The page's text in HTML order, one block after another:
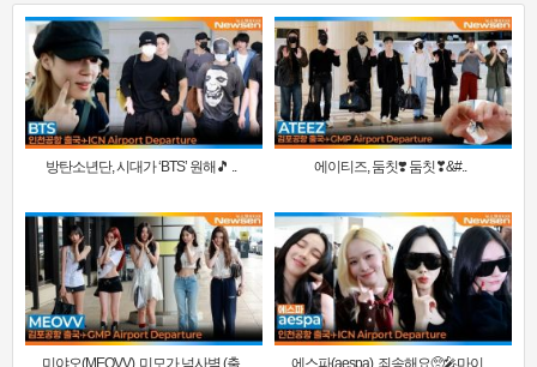
방탄소년단, 시대가 ‘BTS’ 원해🎵 .. 에이티즈, 둠칫❣️ 둠칫❣&#..